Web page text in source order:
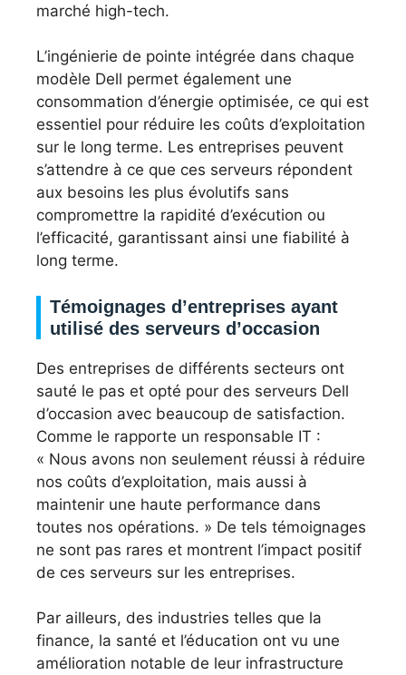
marché high-tech.
L’ingénierie de pointe intégrée dans chaque
modèle Dell permet également une
consommation d’énergie optimisée, ce qui est
essentiel pour réduire les coûts d’exploitation
sur le long terme. Les entreprises peuvent
s’attendre à ce que ces serveurs répondent
aux besoins les plus évolutifs sans
compromettre la rapidité d’exécution ou
l’efficacité, garantissant ainsi une fiabilité à
long terme.
Témoignages d’entreprises ayant
utilisé des serveurs d’occasion
Des entreprises de différents secteurs ont
sauté le pas et opté pour des serveurs Dell
d’occasion avec beaucoup de satisfaction.
Comme le rapporte un responsable IT :
« Nous avons non seulement réussi à réduire
nos coûts d’exploitation, mais aussi à
maintenir une haute performance dans
toutes nos opérations. » De tels témoignages
ne sont pas rares et montrent l’impact positif
de ces serveurs sur les entreprises.
Par ailleurs, des industries telles que la
finance, la santé et l’éducation ont vu une
amélioration notable de leur infrastructure